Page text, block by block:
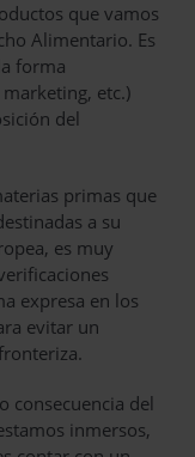
que vamos
Alimentario. Es
forma
etc.)
del
primas que
a su
es muy
expresa en los
evitar un
consecuencia del
inmersos,